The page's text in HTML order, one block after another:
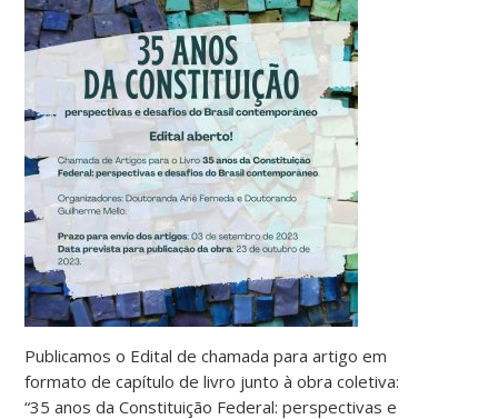
Publicamos o Edital de chamada para artigo em
formato de capítulo de livro junto à obra coletiva:
“35 anos da Constituição Federal: perspectivas e